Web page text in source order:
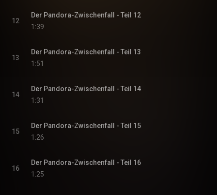
12
Der Pandora-Zwischenfall - Teil 12
1:39
13
Der Pandora-Zwischenfall - Teil 13
1:51
14
Der Pandora-Zwischenfall - Teil 14
1:31
15
Der Pandora-Zwischenfall - Teil 15
1:26
16
Der Pandora-Zwischenfall - Teil 16
1:25